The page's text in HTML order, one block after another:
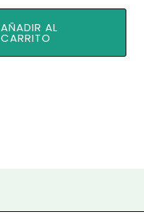
AÑADIR AL
CARRITO